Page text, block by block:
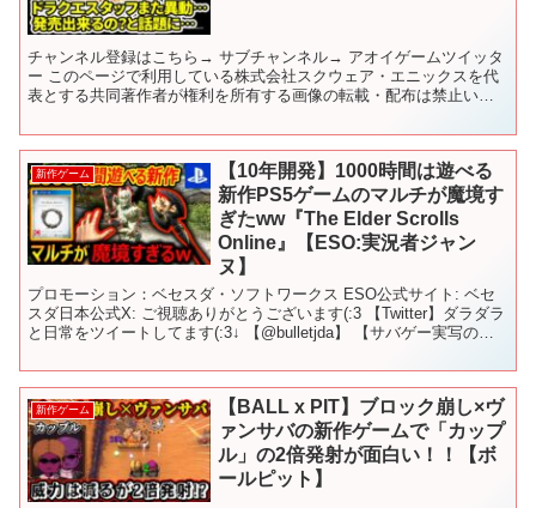
チャンネル登録はこちら→ サブチャンネル→ アオイゲームツイッタ
ー このページで利用している株式会社スクウェア・エニックスを代
表とする共同著作者が権利を所有する画像の転載・配布は禁止いた
新作ゲーム
【10年開発】1000時間は遊べる
新作PS5ゲームのマルチが魔境す
ぎたww『The Elder Scrolls
Online』【ESO:実況者ジャン
ヌ】
プロモーション：ベセスダ・ソフトワークス ESO公式サイト: ベセ
スダ日本公式X: ご視聴ありがとうございます(:3 【Twitter】ダラダラ
と日常をツイートしてます(:3↓ 【@bulletjda】 【サバゲー実写の再
新作ゲーム
【BALL x PIT】ブロック崩し×ヴ
ァンサバの新作ゲームで「カップ
ル」の2倍発射が面白い！！【ボ
ールピット】